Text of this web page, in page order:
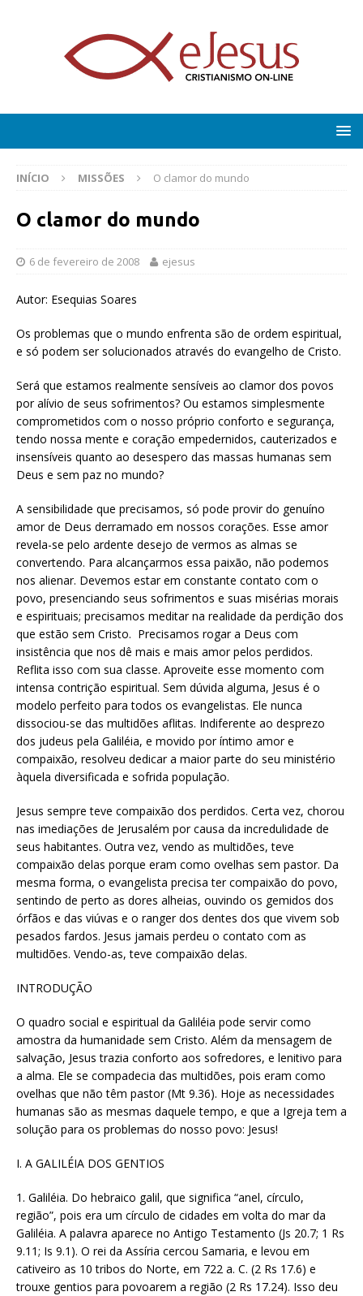
INÍCIO MISSÕES O clamor do mundo
O clamor do mundo
6 de fevereiro de 2008 ejesus
Autor: Esequias Soares
Os problemas que o mundo enfrenta são de ordem espiritual,
e só podem ser solucionados através do evangelho de Cristo.
Será que estamos realmente sensíveis ao clamor dos povos
por alívio de seus sofrimentos? Ou estamos simplesmente
comprometidos com o nosso próprio conforto e segurança,
tendo nossa mente e coração empedernidos, cauterizados e
insensíveis quanto ao desespero das massas humanas sem
Deus e sem paz no mundo?
A sensibilidade que precisamos, só pode provir do genuíno
amor de Deus derramado em nossos corações. Esse amor
revela-se pelo ardente desejo de vermos as almas se
convertendo. Para alcançarmos essa paixão, não podemos
nos alienar. Devemos estar em constante contato com o
povo, presenciando seus sofrimentos e suas misérias morais
e espirituais; precisamos meditar na realidade da perdição dos
que estão sem Cristo. Precisamos rogar a Deus com
insistência que nos dê mais e mais amor pelos perdidos.
Reflita isso com sua classe. Aproveite esse momento com
intensa contrição espiritual. Sem dúvida alguma, Jesus é o
modelo perfeito para todos os evangelistas. Ele nunca
dissociou-se das multidões aflitas. Indiferente ao desprezo
dos judeus pela Galiléia, e movido por íntimo amor e
compaixão, resolveu dedicar a maior parte do seu ministério
àquela diversificada e sofrida população.
Jesus sempre teve compaixão dos perdidos. Certa vez, chorou
nas imediações de Jerusalém por causa da incredulidade de
seus habitantes. Outra vez, vendo as multidões, teve
compaixão delas porque eram como ovelhas sem pastor. Da
mesma forma, o evangelista precisa ter compaixão do povo,
sentindo de perto as dores alheias, ouvindo os gemidos dos
órfãos e das viúvas e o ranger dos dentes dos que vivem sob
pesados fardos. Jesus jamais perdeu o contato com as
multidões. Vendo-as, teve compaixão delas.
INTRODUÇÃO
O quadro social e espiritual da Galiléia pode servir como
amostra da humanidade sem Cristo. Além da mensagem de
salvação, Jesus trazia conforto aos sofredores, e lenitivo para
a alma. Ele se compadecia das multidões, pois eram como
ovelhas que não têm pastor (Mt 9.36). Hoje as necessidades
humanas são as mesmas daquele tempo, e que a Igreja tem a
solução para os problemas do nosso povo: Jesus!
I. A GALILÉIA DOS GENTIOS
1. Galiléia. Do hebraico galil, que significa “anel, círculo,
região”, pois era um círculo de cidades em volta do mar da
Galiléia. A palavra aparece no Antigo Testamento (Js 20.7; 1 Rs
9.11; Is 9.1). O rei da Assíria cercou Samaria, e levou em
cativeiro as 10 tribos do Norte, em 722 a. C. (2 Rs 17.6) e
trouxe gentios para povoarem a região (2 Rs 17.24). Isso deu